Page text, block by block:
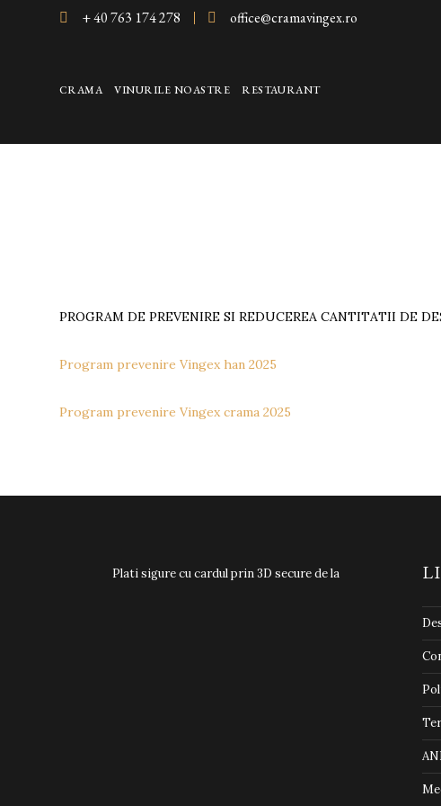
+ 40 763 174 278 office@cramavingex.ro
CRAMA VINURILE NOASTRE RESTAURANT
PROGRAM DE PREVENIRE SI REDUCEREA CANTITATII DE
Program prevenire Vingex han 2025
Program prevenire Vingex crama 2025
Plati sigure cu cardul prin 3D secure de la